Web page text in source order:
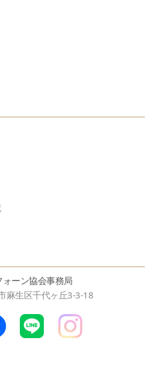
ーン協会事務局
麻生区千代ヶ丘3-3-18